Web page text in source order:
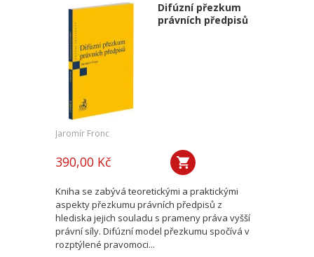
Difúzní přezkum
právních předpisů
Jaromír Fronc
390,00 Kč
Kniha se zabývá teoretickými a praktickými
aspekty přezkumu právních předpisů z
hlediska jejich souladu s prameny práva vyšší
právní síly. Difúzní model přezkumu spočívá v
rozptýlené pravomoci...